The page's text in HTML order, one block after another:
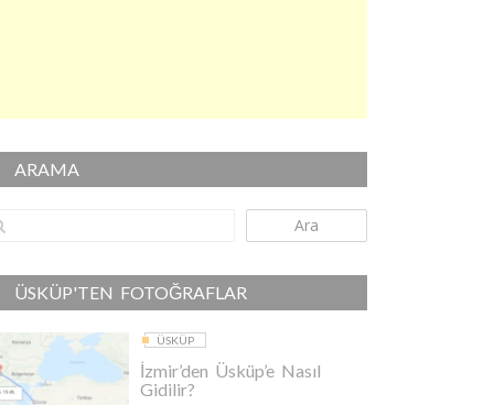
ARAMA
Ara
ÜSKÜP'TEN FOTOĞRAFLAR
ÜSKÜP
İzmir’den Üsküp’e Nasıl
Gidilir?